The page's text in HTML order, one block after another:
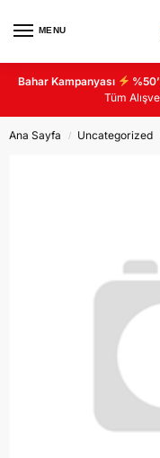
MENU
Bahar Kampanyası
Tüm
Ana Sayfa / Uncategorized